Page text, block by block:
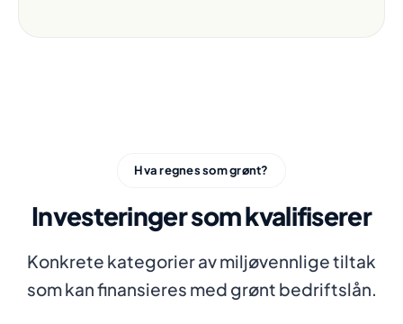
Hva regnes som grønt?
Investeringer som kvalifiserer
Konkrete kategorier av miljøvennlige tiltak
som kan finansieres med grønt bedriftslån.